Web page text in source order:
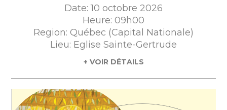
Date: 10 octobre 2026
Heure: 09h00
Region: Québec (Capital Nationale)
Lieu: Eglise Sainte-Gertrude
+ VOIR DÉTAILS